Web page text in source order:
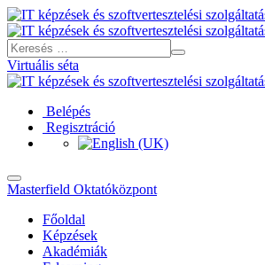
Virtuális séta
Belépés
Regisztráció
Masterfield Oktatóközpont
Főoldal
Képzések
Akadémiák